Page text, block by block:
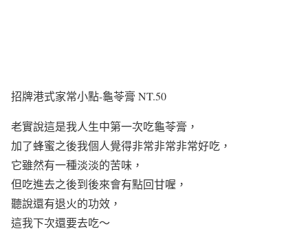
招牌港式家常小點-龜苓膏 NT.50
老實說這是我人生中第一次吃龜苓膏，
加了蜂蜜之後我個人覺得非常非常非常好吃，
它雖然有一種淡淡的苦味，
但吃進去之後到後來會有點回甘喔，
聽說還有退火的功效，
這我下次還要去吃～